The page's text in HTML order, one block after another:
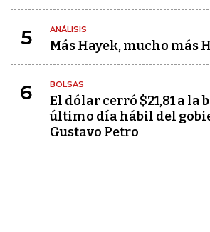
5 ANÁLISIS
Más Hayek, mucho más
6 BOLSAS
El dólar cerró $21,81 a la
último día hábil del
Gustavo Petro